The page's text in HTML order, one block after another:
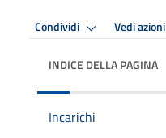
Condividi Vedi azioni
INDICE DELLA PAGINA
Incarichi